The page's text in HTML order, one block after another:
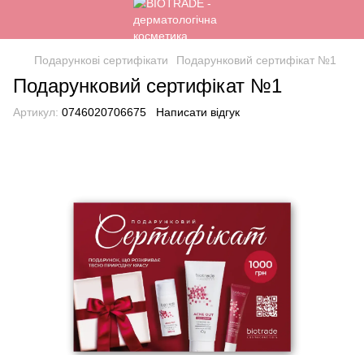
Подарункові сертифікати Подарунковий сертифікат №1
Подарунковий сертифікат №1
Артикул: 0746020706675 Написати відгук